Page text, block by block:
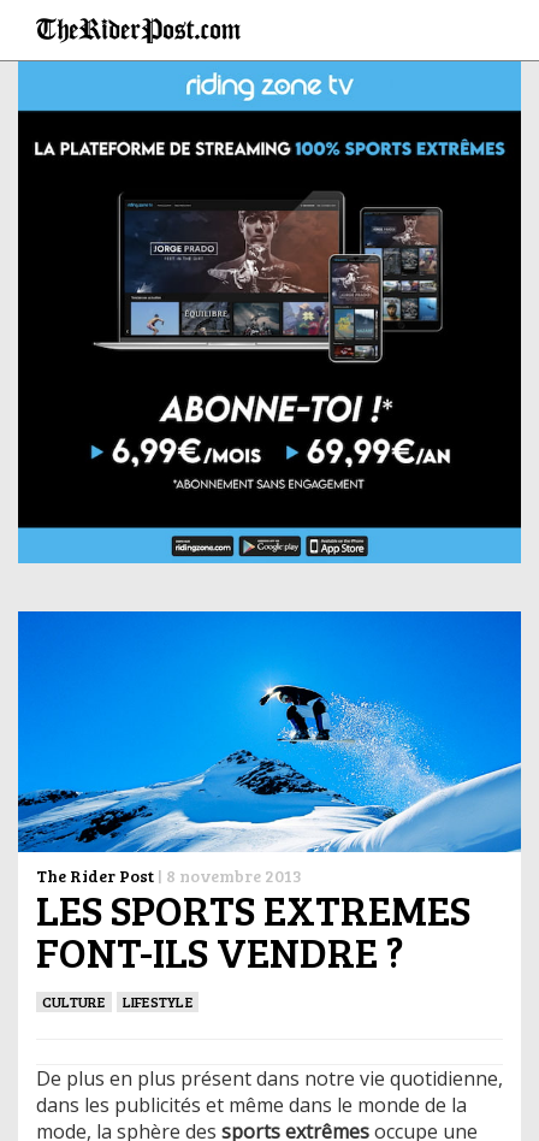
The Rider Post | 8 novembre 2013
LES SPORTS EXTREMES
FONT-ILS VENDRE ?
CULTURE LIFESTYLE
De plus en plus présent dans notre vie quotidienne,
dans les publicités et même dans le monde de la
mode, la sphère des sports extrêmesoccupe une